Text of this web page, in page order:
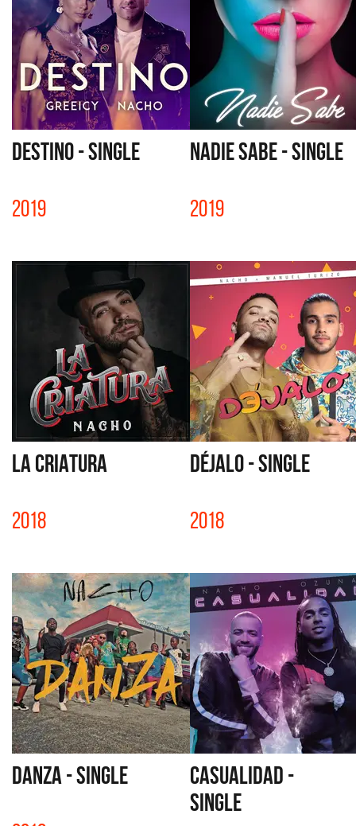
DESTINO - SINGLE
2019
NADIE SABE - SINGLE
2019
LA CRIATURA
2018
DÉJALO - SINGLE
2018
DANZA - SINGLE
CASUALIDAD -
SINGLE